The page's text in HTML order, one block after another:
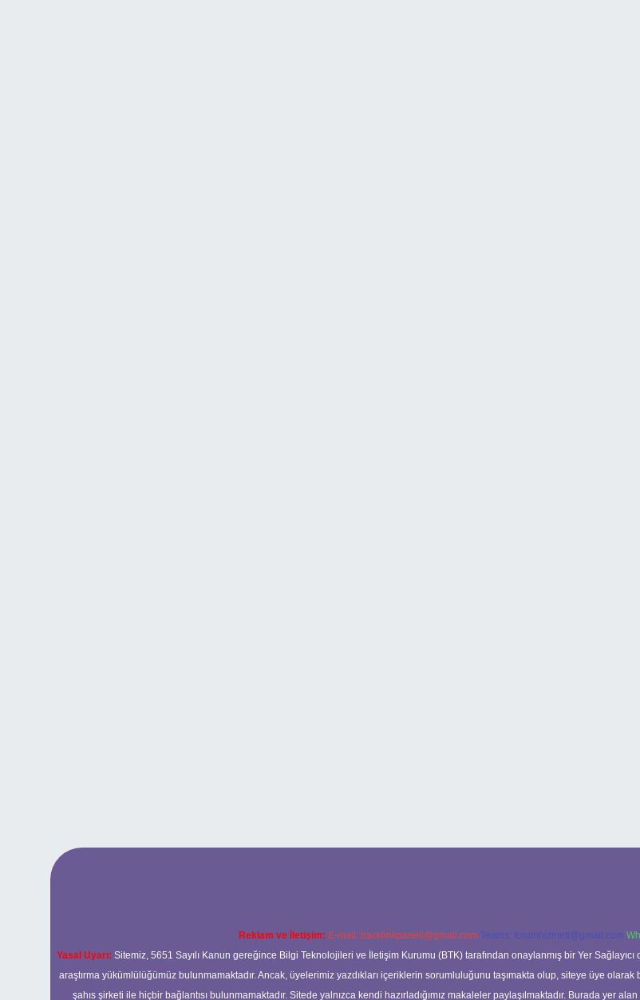
Reklam ve İletişim: E-mail: backlinkpaneli@gmail.com Teams: forumhizmeti@gmail.com
Yasal Uyarı: Sitemiz, 5651 Sayılı Kanun gereğince Bilgi Teknolojileri ve İletişim Kurumu (BTK) tarafından onaylanmış bir Yer
araştırma yükümlülüğümüz bulunmamaktadır. Ancak, üyelerimiz yazdıkları içeriklerin sorumluluğunu taşımakta olup, siteye üye
şahıs şirketi ile hiçbir bağlantısı bulunmamaktadır. Sitede yalnızca kendi hazırladığımız makaleler paylaşılmaktadır. Burada yer